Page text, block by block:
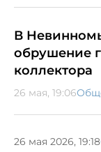
В
обрушение
коллектора
26 мая, 19:06
26 мая 2026, 19:18